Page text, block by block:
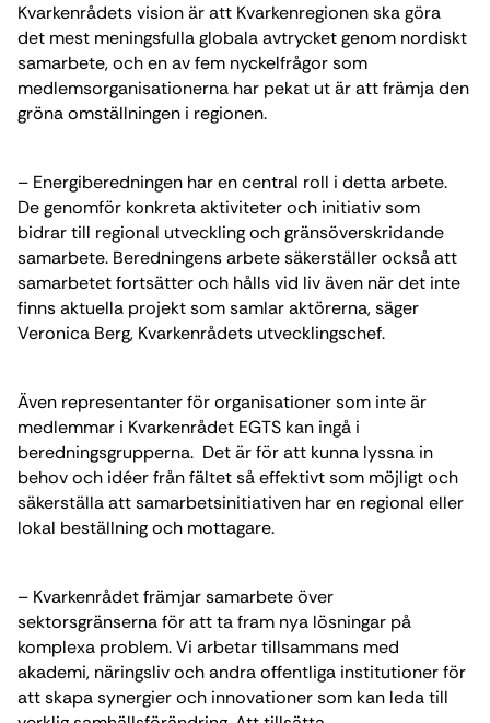
Kvarkenrådets vision är att Kvarkenregionen ska göra
det mest meningsfulla globala avtrycket genom nordiskt
samarbete, och en av fem nyckelfrågor som
medlemsorganisationerna har pekat ut är att främja den
gröna omställningen i regionen.
– Energiberedningen har en central roll i detta arbete.
De genomför konkreta aktiviteter och initiativ som
bidrar till regional utveckling och gränsöverskridande
samarbete. Beredningens arbete säkerställer också att
samarbetet fortsätter och hålls vid liv även när det inte
finns aktuella projekt som samlar aktörerna, säger
Veronica Berg, Kvarkenrådets utvecklingschef.
Även representanter för organisationer som inte är
medlemmar i Kvarkenrådet EGTS kan ingå i
beredningsgrupperna. Det är för att kunna lyssna in
behov och idéer från fältet så effektivt som möjligt och
säkerställa att samarbetsinitiativen har en regional eller
lokal beställning och mottagare.
– Kvarkenrådet främjar samarbete över
sektorsgränserna för att ta fram nya lösningar på
komplexa problem. Vi arbetar tillsammans med
akademi, näringsliv och andra offentliga institutioner för
att skapa synergier och innovationer som kan leda till